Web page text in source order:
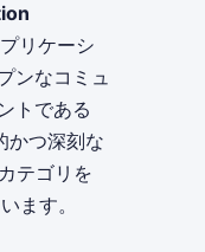
リケーシ
ンなコミュ
トである
かつ深刻な
テゴリを
ます。